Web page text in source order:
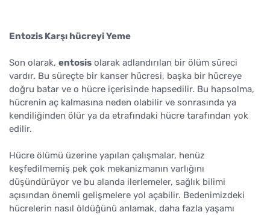
Entozis Karşı hücreyi Yeme
Son olarak, entosis olarak adlandırılan bir ölüm süreci
vardır. Bu süreçte bir kanser hücresi, başka bir hücreye
doğru batar ve o hücre içerisinde hapsedilir. Bu hapsolma,
hücrenin aç kalmasına neden olabilir ve sonrasında ya
kendiliğinden ölür ya da etrafındaki hücre tarafından yok
edilir.
Hücre ölümü üzerine yapılan çalışmalar, henüz
keşfedilmemiş pek çok mekanizmanın varlığını
düşündürüyor ve bu alanda ilerlemeler, sağlık bilimi
açısından önemli gelişmelere yol açabilir. Bedenimizdeki
hücrelerin nasıl öldüğünü anlamak, daha fazla yaşamı